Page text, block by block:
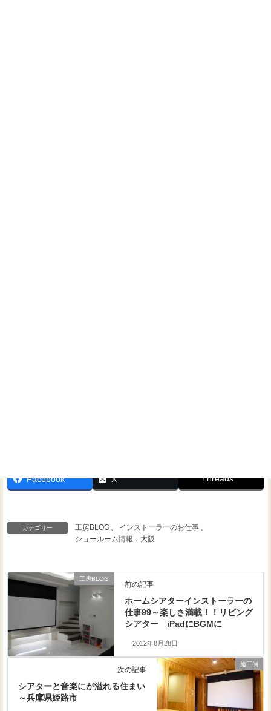
Facebook X Threads
カテゴリー 工房BLOG 、 インストーラーのお仕事 、
ショールーム情報：大阪
工房BLOG
前の記事
ホームシアターインストーラーの
仕事99～楽しさ満載！！リビング
シアター iPadにBGMに
2012年8月28日
施工例
次の記事
シアターと音楽にが溢れる住まい
～兵庫県姫路市